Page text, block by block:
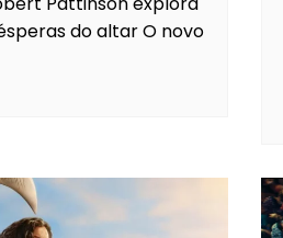
do altar O novo